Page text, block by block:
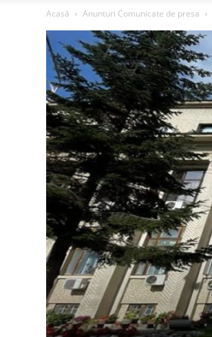
Acasă Anunturi Comunicate de presa